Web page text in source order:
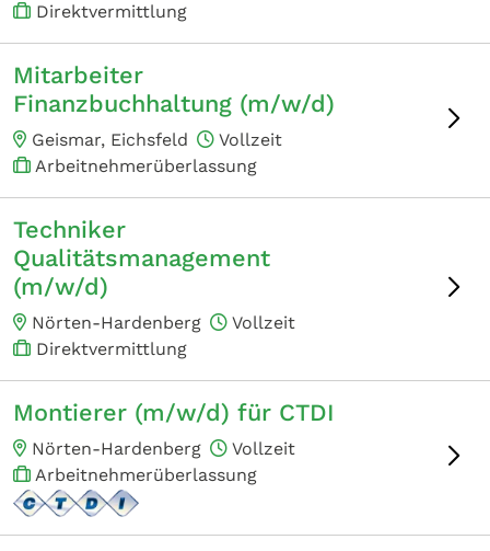
Direktvermittlung
Mitarbeiter
Finanzbuchhaltung (m/w/d)
Geismar, Eichsfeld
Vollzeit
Arbeitnehmerüberlassung
Techniker
Qualitätsmanagement
(m/w/d)
Nörten-Hardenberg
Vollzeit
Direktvermittlung
Montierer (m/w/d) für CTDI
Nörten-Hardenberg
Vollzeit
Arbeitnehmerüberlassung